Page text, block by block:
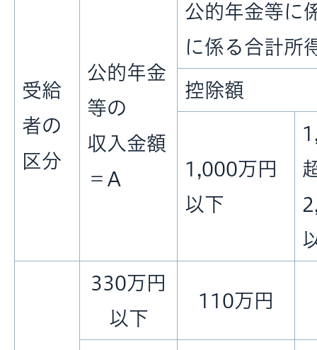
受給
者の
区分
公的年金
等の
収入金額
＝A
公的年金等に
に係る合計所
控除額
1,000万円
以下
330万円
以下
110万円